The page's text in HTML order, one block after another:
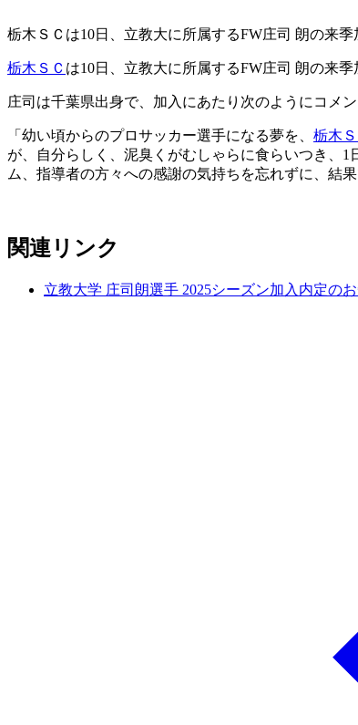
栃木ＳＣは10日、立教大に所属するFW庄司 朗の来
栃木ＳＣ は10日、立教大に所属するFW庄司 朗の来
庄司は千葉県出身で、加入にあたり次のようにコメン
「幼い頃からのプロサッカー選手になる夢を、 栃木Ｓ
が、自分らしく、泥臭くがむしゃらに食らいつき、1
ム、指導者の方々への感謝の気持ちを忘れずに、結
関連リンク
立教大学 庄司朗選手 2025シーズン加入内定の